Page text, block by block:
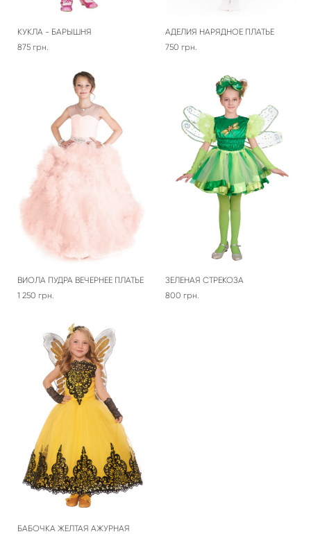
КУКЛА - БАРЫШНЯ
875 грн.
АДЕЛИЯ НАРЯДНОЕ ПЛАТЬЕ
750 грн.
ВИОЛА ПУДРА ВЕЧЕРНЕЕ ПЛАТЬЕ
1 250 грн.
ЗЕЛЕНАЯ СТРЕКОЗА
800 грн.
БАБОЧКА ЖЕЛТАЯ АЖУРНАЯ